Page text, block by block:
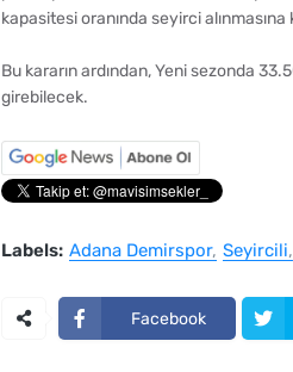
kapasitesi oranında seyirci
Bu kararın ardından, Yeni sezonda
girebilecek.
Labels: Adana Demirspor Seyircili
Facebook